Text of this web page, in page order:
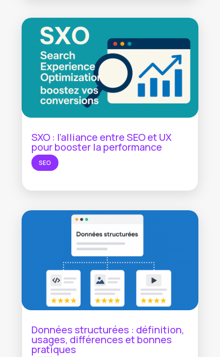
SXO : l’alliance entre SEO et UX
pour booster la performance
SEO
Données structurées : définition,
usages, différences et bonnes
pratiques